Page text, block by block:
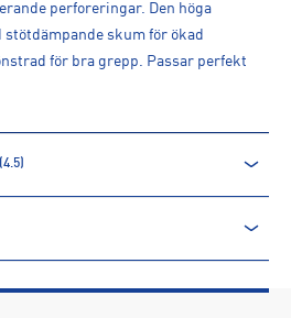
perforeringar. Den höga
skum för ökad
för bra grepp. Passar perfekt
(4.5)